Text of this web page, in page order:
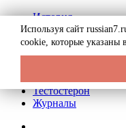
История
Биография
Криминал
Реклама на сайте
Тестостерон
Журналы
Используя сайт
cookie, которые указаны в